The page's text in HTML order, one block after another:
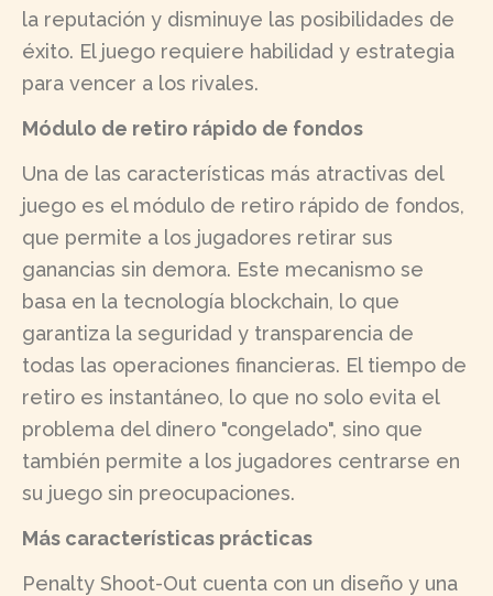
la reputación y disminuye las posibilidades de
éxito. El juego requiere habilidad y estrategia
para vencer a los rivales.
Módulo de retiro rápido de fondos
Una de las características más atractivas del
juego es el módulo de retiro rápido de fondos,
que permite a los jugadores retirar sus
ganancias sin demora. Este mecanismo se
basa en la tecnología blockchain, lo que
garantiza la seguridad y transparencia de
todas las operaciones financieras. El tiempo de
retiro es instantáneo, lo que no solo evita el
problema del dinero "congelado", sino que
también permite a los jugadores centrarse en
su juego sin preocupaciones.
Más características prácticas
Penalty Shoot-Out cuenta con un diseño y una